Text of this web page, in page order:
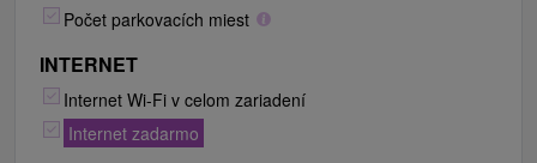
Počet parkovacích miest
INTERNET
Internet Wi-Fi v celom zariadení
Internet zadarmo